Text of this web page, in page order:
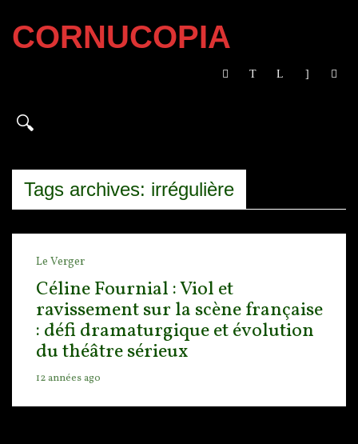
CORNUCOPIA
Tags archives: irrégulière
Le Verger
Céline Fournial : Viol et
ravissement sur la scène française
: défi dramaturgique et évolution
du théâtre sérieux
12 années ago